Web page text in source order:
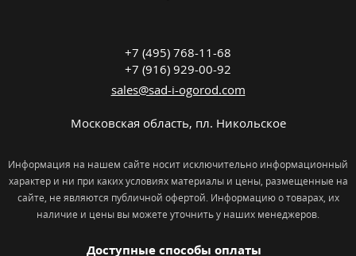
Доступные способы оплаты
+7 (495) 768-11-68
+7 (916) 929-00-92
sales@sad-i-ogorod.com
Московская область, пл. Никольcкое
Информация на нашем сайте носит исключительно информационный
характер и ни при каких условиях материалы и цены, размещенные на
сайте, не являются публичной офертой. Информацию о товарах, их
наличие и цены вы можете уточнить у наших менеджеров.